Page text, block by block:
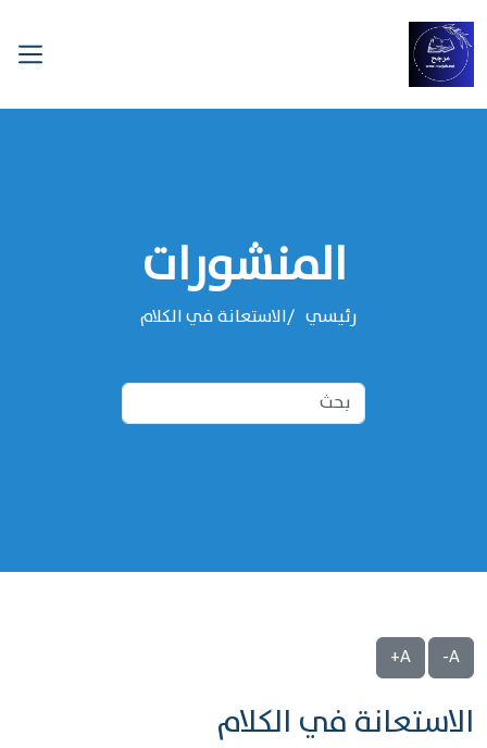
المنشورات
رئيسي الاستعانة في الكلام
A-
A+
الاستعانة في الكلام